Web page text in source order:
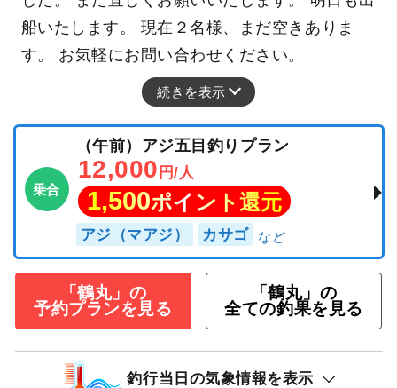
船いたします。 現在２名様、まだ空きありま
す。 お気軽にお問い合わせください。
続きを表示
乗合
（午前）アジ五目釣りプラン
12,000 円/人
1,500ポイント還元
アジ（マアジ） カサゴ
「鶴丸」の
予約プランを見る
「鶴丸」の
全ての釣果を見る
釣行当日の気象情報を表示